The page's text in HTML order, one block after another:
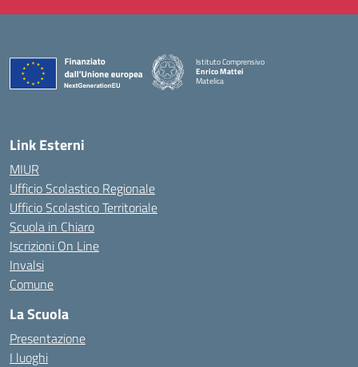
Istituto Comprensivo
Enrico Mattei
Matelica
Link Esterni
MIUR
Ufficio Scolastico Regionale
Ufficio Scolastico Territoriale
Scuola in Chiaro
Iscrizioni On Line
Invalsi
Comune
La Scuola
Presentazione
I luoghi